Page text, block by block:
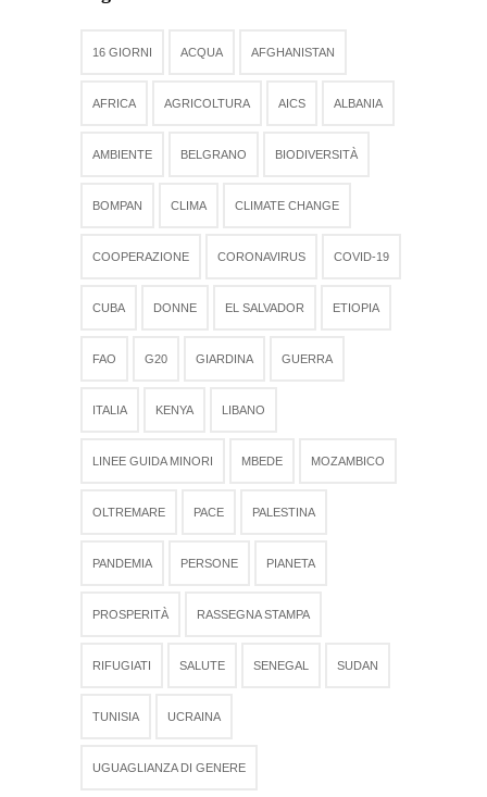
16 GIORNI ACQUA AFGHANISTAN
AFRICA AGRICOLTURA AICS ALBANIA
AMBIENTE BELGRANO BIODIVERSITÀ
BOMPAN CLIMA CLIMATE CHANGE
COOPERAZIONE CORONAVIRUS COVID-19
CUBA DONNE EL SALVADOR ETIOPIA
FAO G20 GIARDINA GUERRA
ITALIA KENYA LIBANO
LINEE GUIDA MINORI MBEDE MOZAMBICO
OLTREMARE PACE PALESTINA
PANDEMIA PERSONE PIANETA
PROSPERITÀ RASSEGNA STAMPA
RIFUGIATI SALUTE SENEGAL SUDAN
TUNISIA UCRAINA
UGUAGLIANZA DI GENERE